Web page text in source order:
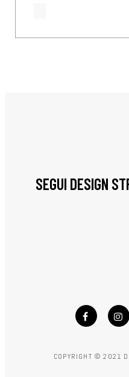
SEGUI DESIGN
COPYRIGHT © 2021